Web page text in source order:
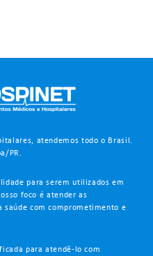
atendemos todo o Brasil.
PR.
para serem utilizados em
foco é atender as
saúde com comprometimento e
para atendê-lo com